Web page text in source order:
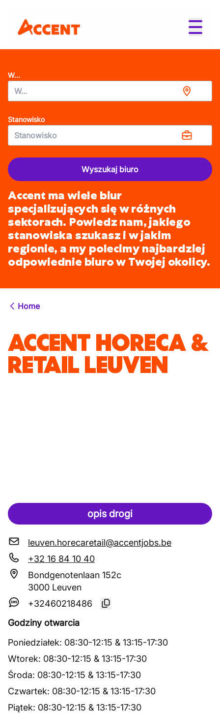
W...
Stanowisko
Wyszukaj biuro
Accent ma wiele biur
specjalizujących się w różnych
sektorach. Powiedz nam, jakiego
stanowiska szukasz i w jakim
regionie, a my polecimy najbardziej
odpowiednie biuro w Twojej okolicy.
Home
ACCENT HORECA &
RETAIL LEUVEN
opis drogi
leuven.horecaretail@accentjobs.be
+32 16 84 10 40
Bondgenotenlaan 152c
3000 Leuven
+32460218486
Godziny otwarcia
Poniedziałek: 08:30-12:15 & 13:15-17:30
Wtorek: 08:30-12:15 & 13:15-17:30
Środa: 08:30-12:15 & 13:15-17:30
Czwartek: 08:30-12:15 & 13:15-17:30
Piątek: 08:30-12:15 & 13:15-17:30